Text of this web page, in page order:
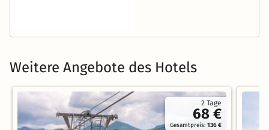
Weitere Angebote des Hotels
2 Tage
68 €
Gesamtpreis:136 €